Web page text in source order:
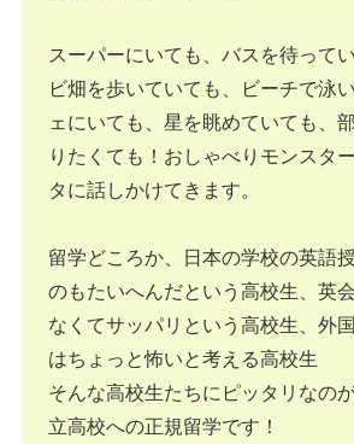
スーパーにいても、バスを待って
ビ畑を歩いていても、ビーチで泳
ェにいても、星を眺めていても、
りたくても！おしゃべりモンスタ
タに話しかけてきます。
留学どころか、日本の学校の英語
のもたいへんだという高校生、英
なくてサッパリという高校生、外
はちょっと怖いと考える高校生
そんな高校生たちにピッタリなの
立高校への正規留学です！